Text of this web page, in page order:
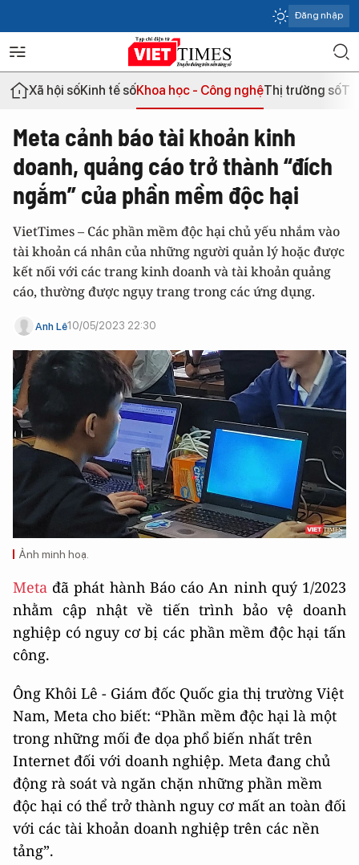
Đăng nhập
Xã hội sốKinh tế sốKhoa học - Công nghệThị trường số
Meta cảnh báo tài khoản kinh
doanh, quảng cáo trở thành “đích
ngắm” của phần mềm độc hại
VietTimes – Các phần mềm độc hại chủ yếu nhắm vào
tài khoản cá nhân của những người quản lý hoặc được
kết nối với các trang kinh doanh và tài khoản quảng
cáo, thường được ngụy trang trong các ứng dụng.
Anh Lê10/05/2023 22:30
Ảnh minh hoạ.
Meta đã phát hành Báo cáo An ninh quý 1/2023
nhằm cập nhật về tiến trình bảo vệ doanh
nghiệp có nguy cơ bị các phần mềm độc hại tấn
công.
Ông Khôi Lê - Giám đốc Quốc gia thị trường Việt
Nam, Meta cho biết: “Phần mềm độc hại là một
trong những mối đe dọa phổ biến nhất trên
Internet đối với doanh nghiệp. Meta đang chủ
động rà soát và ngăn chặn những phần mềm
độc hại có thể trở thành nguy cơ mất an toàn đối
với các tài khoản doanh nghiệp trên các nền
tảng”.